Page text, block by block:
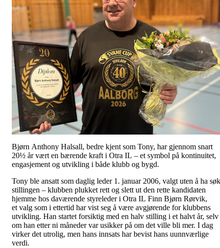
Bjørn Anthony Halsall, bedre kjent som Tony, har gjennom snart
20½ år vært en bærende kraft i Otra IL – et symbol på kontinuitet,
engasjement og utvikling i både klubb og bygd.
Tony ble ansatt som daglig leder 1. januar 2006, valgt uten å ha
stillingen – klubben plukket rett og slett ut den rette kandidaten
hjemme hos daværende styreleder i Otra IL Finn Bjørn Rørvik,
et valg som i ettertid har vist seg å være avgjørende for klubbens
utvikling. Han startet forsiktig med en halv stilling i et halvt år, selv
om han etter ni måneder var usikker på om det ville bli mer. I dag
virker det utrolig, men hans innsats har bevist hans uunnværlige
verdi.